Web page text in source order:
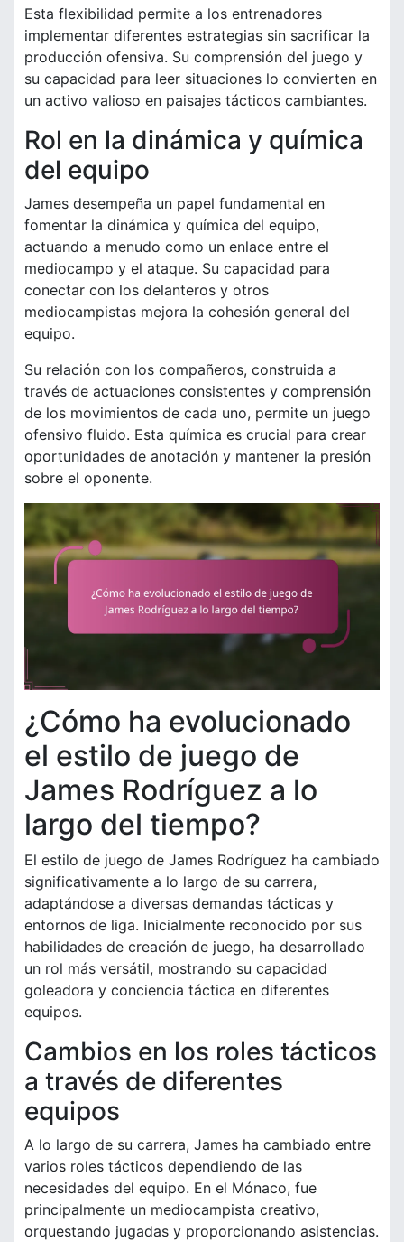
Esta flexibilidad permite a los entrenadores
implementar diferentes estrategias sin sacrificar la
producción ofensiva. Su comprensión del juego y
su capacidad para leer situaciones lo convierten en
un activo valioso en paisajes tácticos cambiantes.
Rol en la dinámica y química
del equipo
James desempeña un papel fundamental en
fomentar la dinámica y química del equipo,
actuando a menudo como un enlace entre el
mediocampo y el ataque. Su capacidad para
conectar con los delanteros y otros
mediocampistas mejora la cohesión general del
equipo.
Su relación con los compañeros, construida a
través de actuaciones consistentes y comprensión
de los movimientos de cada uno, permite un juego
ofensivo fluido. Esta química es crucial para crear
oportunidades de anotación y mantener la presión
sobre el oponente.
¿Cómo ha evolucionado
el estilo de juego de
James Rodríguez a lo
largo del tiempo?
El estilo de juego de James Rodríguez ha cambiado
significativamente a lo largo de su carrera,
adaptándose a diversas demandas tácticas y
entornos de liga. Inicialmente reconocido por sus
habilidades de creación de juego, ha desarrollado
un rol más versátil, mostrando su capacidad
goleadora y conciencia táctica en diferentes
equipos.
Cambios en los roles tácticos
a través de diferentes
equipos
A lo largo de su carrera, James ha cambiado entre
varios roles tácticos dependiendo de las
necesidades del equipo. En el Mónaco, fue
principalmente un mediocampista creativo,
orquestando jugadas y proporcionando asistencias.